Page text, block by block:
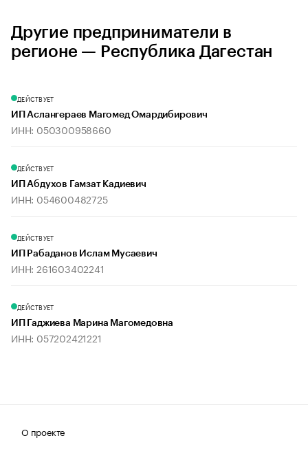
Другие предприниматели в
регионе — Республика Дагестан
ДЕЙСТВУЕТ
ИП Аслангераев Магомед Омардибирович
ИНН: 050300958660
ДЕЙСТВУЕТ
ИП Абдухов Гамзат Кадиевич
ИНН: 054600482725
ДЕЙСТВУЕТ
ИП Рабаданов Ислам Мусаевич
ИНН: 261603402241
ДЕЙСТВУЕТ
ИП Гаджиева Марина Магомедовна
ИНН: 057202421221
О проекте